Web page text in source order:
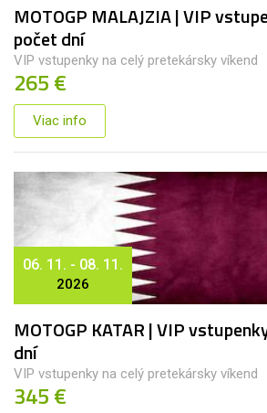
MOTOGP MALAJZIA | VIP
počet dní
VIP vstupenky na celý pretekársky víkend
265 €
Viac info
06. 11. - 08. 11.
2026
MOTOGP KATAR | VIP
dní
VIP vstupenky na celý pretekársky víkend
345 €